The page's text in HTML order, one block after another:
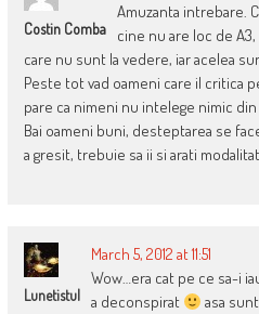
Costin Comba
Amuzanta intrebare.
cine nu are loc de
care nu sunt la vedere, iar acelea
Peste tot vad oameni care il critica
pare ca nimeni nu intelege nimic
Bai oameni buni, desteptarea se
a gresit, trebuie sa ii si arati
Lunetistul
March 5, 2012 at 11:51
Wow…era cat pe ce sa-i
a deconspirat
asa